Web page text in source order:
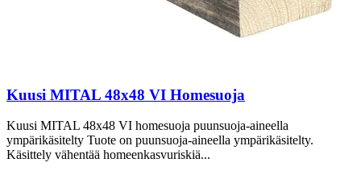
Kuusi MITAL 48x48 VI Homesuoja
Kuusi MITAL 48x48 VI homesuoja puunsuoja-aineella
ympärikäsitelty Tuote on puunsuoja-aineella ympärikäsitelty.
Käsittely vähentää homeenkasvuriskiä...